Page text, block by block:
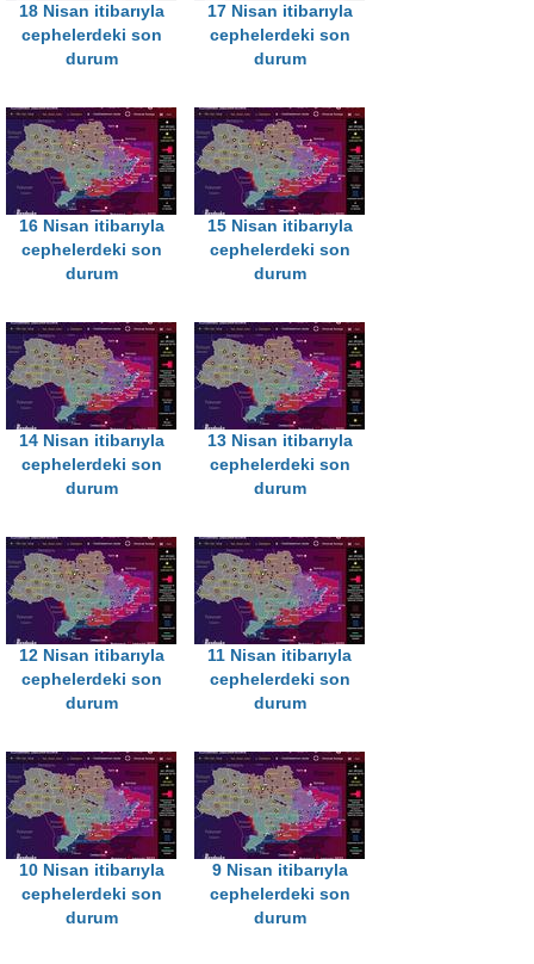
18 Nisan itibarıyla
cephelerdeki son
durum
17 Nisan itibarıyla
cephelerdeki son
durum
16 Nisan itibarıyla
cephelerdeki son
durum
15 Nisan itibarıyla
cephelerdeki son
durum
14 Nisan itibarıyla
cephelerdeki son
durum
13 Nisan itibarıyla
cephelerdeki son
durum
12 Nisan itibarıyla
cephelerdeki son
durum
11 Nisan itibarıyla
cephelerdeki son
durum
10 Nisan itibarıyla
cephelerdeki son
durum
9 Nisan itibarıyla
cephelerdeki son
durum